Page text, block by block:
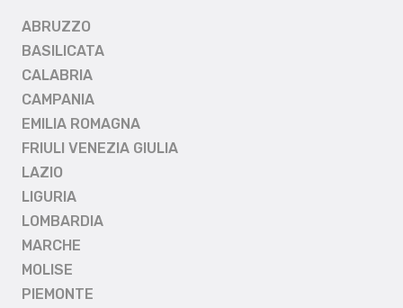
ABRUZZO
BASILICATA
CALABRIA
CAMPANIA
EMILIA ROMAGNA
FRIULI VENEZIA GIULIA
LAZIO
LIGURIA
LOMBARDIA
MARCHE
MOLISE
PIEMONTE